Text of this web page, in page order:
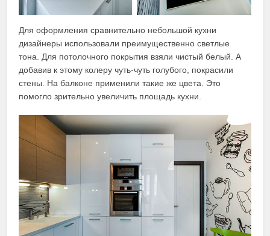
Для оформления сравнительно небольшой кухни
дизайнеры использовали преимущественно светлые
тона. Для потолочного покрытия взяли чистый белый. А
добавив к этому колеру чуть-чуть голубого, покрасили
стены. На балконе применили такие же цвета. Это
помогло зрительно увеличить площадь кухни.